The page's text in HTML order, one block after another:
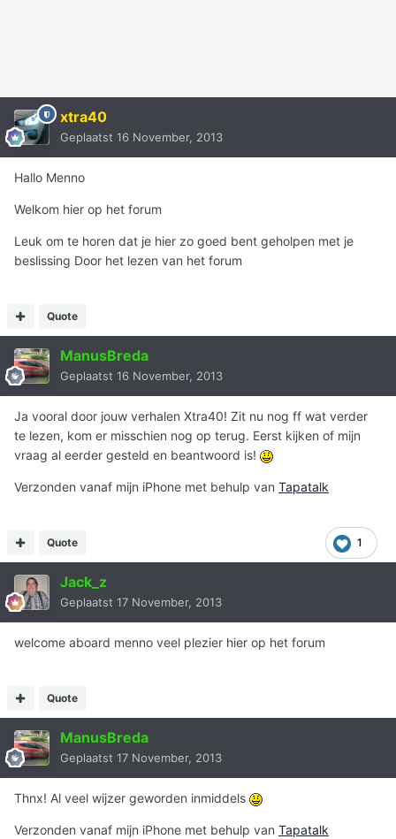
xtra40
Geplaatst 16 November, 2013
Hallo Menno
Welkom hier op het forum
Leuk om te horen dat je hier zo goed bent geholpen met je
beslissing Door het lezen van het forum
Quote
ManusBreda
Geplaatst 16 November, 2013
Ja vooral door jouw verhalen Xtra40! Zit nu nog ff wat verder
te lezen, kom er misschien nog op terug. Eerst kijken of mijn
vraag al eerder gesteld en beantwoord is!
Verzonden vanaf mijn iPhone met behulp van Tapatalk
1
Quote
Jack_z
Geplaatst 17 November, 2013
welcome aboard menno veel plezier hier op het forum
Quote
ManusBreda
Geplaatst 17 November, 2013
Thnx! Al veel wijzer geworden inmiddels
Verzonden vanaf mijn iPhone met behulp van Tapatalk